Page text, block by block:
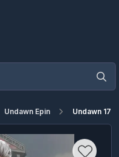
Undawn Epin Undawn 170